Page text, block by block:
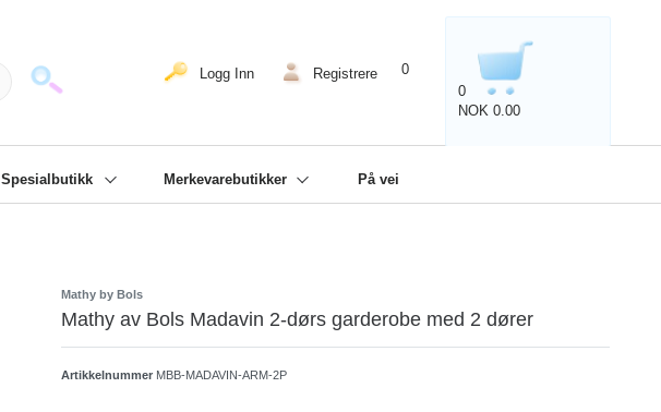
Logg Inn Registrere
0
0
NOK 0.00
Spesialbutikk Merkevarebutikker På vei
Mathy by Bols
Mathy av Bols Madavin 2-dørs garderobe med 2 dører
Artikkelnummer MBB-MADAVIN-ARM-2P